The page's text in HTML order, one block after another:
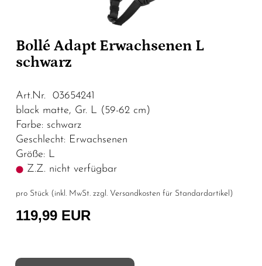
Bollé Adapt Erwachsenen L
schwarz
Art.Nr. 03654241
black matte, Gr. L (59-62 cm)
Farbe: schwarz
Geschlecht: Erwachsenen
Größe: L
Z.Z. nicht verfügbar
pro Stück (inkl. MwSt. zzgl. Versandkosten für Standardartikel )
119,99 EUR